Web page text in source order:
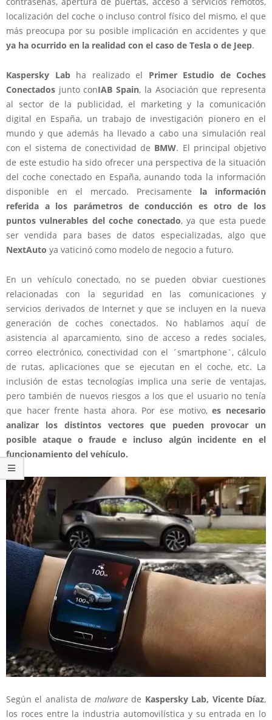
localización del coche o incluso control físico del mismo, el que
más preocupa por su posible implicación en accidentes y que
ya ha ocurrido en la realidad con el caso de Tesla o de Jeep.
Kaspersky Labha realizado el Primer Estudio de Coches
Conectados junto conIAB Spain, la Asociación que representa
al sector de la publicidad, el marketing y la comunicación
digital en España, un trabajo de investigación pionero en el
mundo y que además ha llevado a cabo una simulación real
con el sistema de conectividad de BMW. El principal objetivo
de este estudio ha sido ofrecer una perspectiva de la situación
del coche conectado en España, aunando toda la información
disponible en el mercado. Precisamente la información
referida a los parámetros de conducción es otro de los
puntos vulnerables del coche conectado, ya que esta puede
ser vendida para bases de datos especializadas, algo que
NextAuto ya vaticinó como modelo de negocio a futuro.
En un vehículo conectado, no se pueden obviar cuestiones
relacionadas con la seguridad en las comunicaciones y
servicios derivados de Internet y que se incluyen en la nueva
generación de coches conectados. No hablamos aquí de
asistencia al aparcamiento, sino de acceso a redes sociales,
correo electrónico, conectividad con el ´smartphone´, cálculo
de rutas, aplicaciones que se ejecutan en el coche, etc. La
inclusión de estas tecnologías implica una serie de ventajas,
pero también de nuevos riesgos a los que el usuario no tenía
que hacer frente hasta ahora. Por ese motivo,es necesario
analizar los distintos vectores que pueden provocar un
posible ataque o fraude e incluso algún incidente en el
funcionamiento del vehículo.
Según el analista de malwarede Kaspersky Lab, Vicente Díaz,
los roces entre la industria automovilística y su entrada en lo